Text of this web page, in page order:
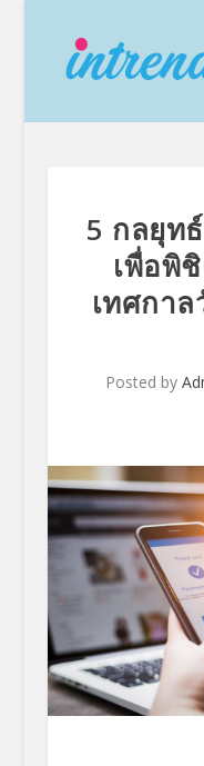
5 กลยุท
เพื่อพิ
เทศกา
Posted by